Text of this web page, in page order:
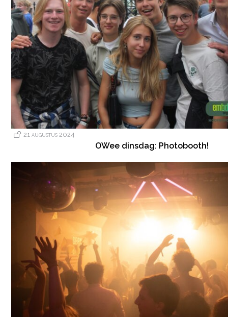
21 augustus 2024
OWee dinsdag: Photobooth!